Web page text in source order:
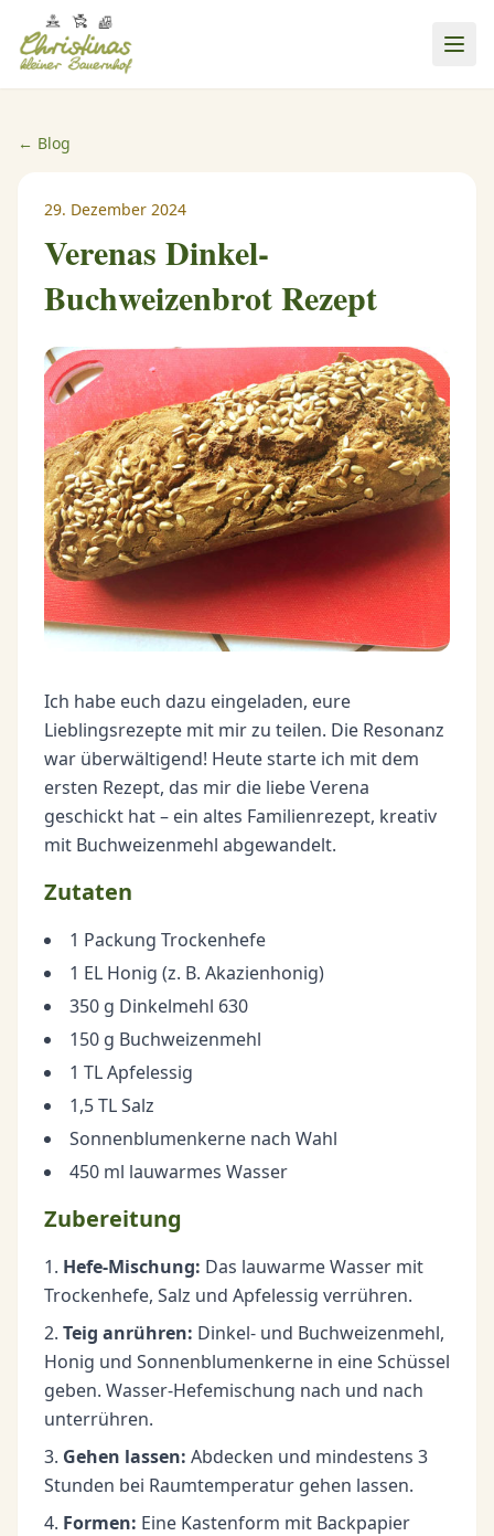
← Blog
29. Dezember 2024
Verenas Dinkel-
Buchweizenbrot Rezept
Ich habe euch dazu eingeladen, eure
Lieblingsrezepte mit mir zu teilen. Die Resonanz
war überwältigend! Heute starte ich mit dem
ersten Rezept, das mir die liebe Verena
geschickt hat – ein altes Familienrezept, kreativ
mit Buchweizenmehl abgewandelt.
Zutaten
1 Packung Trockenhefe
1 EL Honig (z. B. Akazienhonig)
350 g Dinkelmehl 630
150 g Buchweizenmehl
1 TL Apfelessig
1,5 TL Salz
Sonnenblumenkerne nach Wahl
450 ml lauwarmes Wasser
Zubereitung
Hefe-Mischung: Das lauwarme Wasser mit
Trockenhefe, Salz und Apfelessig verrühren.
Teig anrühren: Dinkel- und Buchweizenmehl,
Honig und Sonnenblumenkerne in eine Schüssel
geben. Wasser-Hefemischung nach und nach
unterrühren.
Gehen lassen: Abdecken und mindestens 3
Stunden bei Raumtemperatur gehen lassen.
Formen: Eine Kastenform mit Backpapier